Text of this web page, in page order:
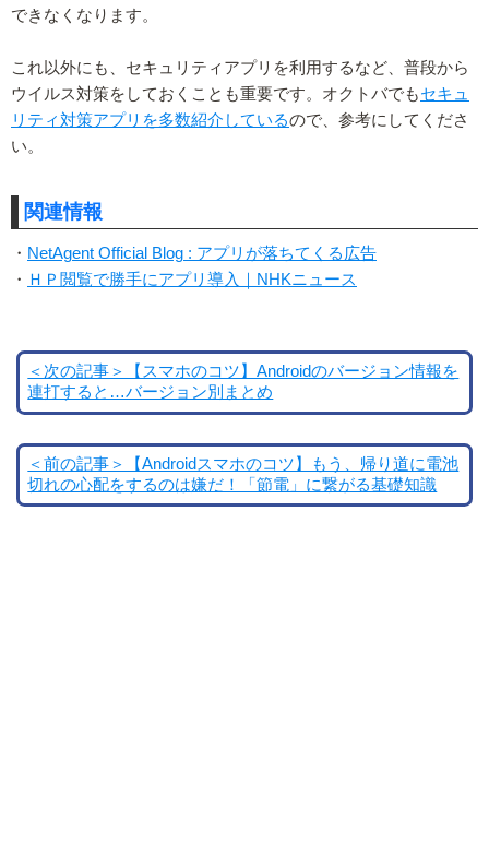
できなくなります。
これ以外にも、セキュリティアプリを利用するなど、普段から
ウイルス対策をしておくことも重要です。オクトバでもセキュ
リティ対策アプリを多数紹介しているので、参考にしてくださ
い。
関連情報
・ NetAgent Official Blog : アプリが落ちてくる広告
・ ＨＰ閲覧で勝手にアプリ導入｜NHKニュース
＜次の記事＞【スマホのコツ】Androidのバージョン情報を
連打すると…バージョン別まとめ
＜前の記事＞【Androidスマホのコツ】もう、帰り道に電池
切れの心配をするのは嫌だ！「節電」に繋がる基礎知識